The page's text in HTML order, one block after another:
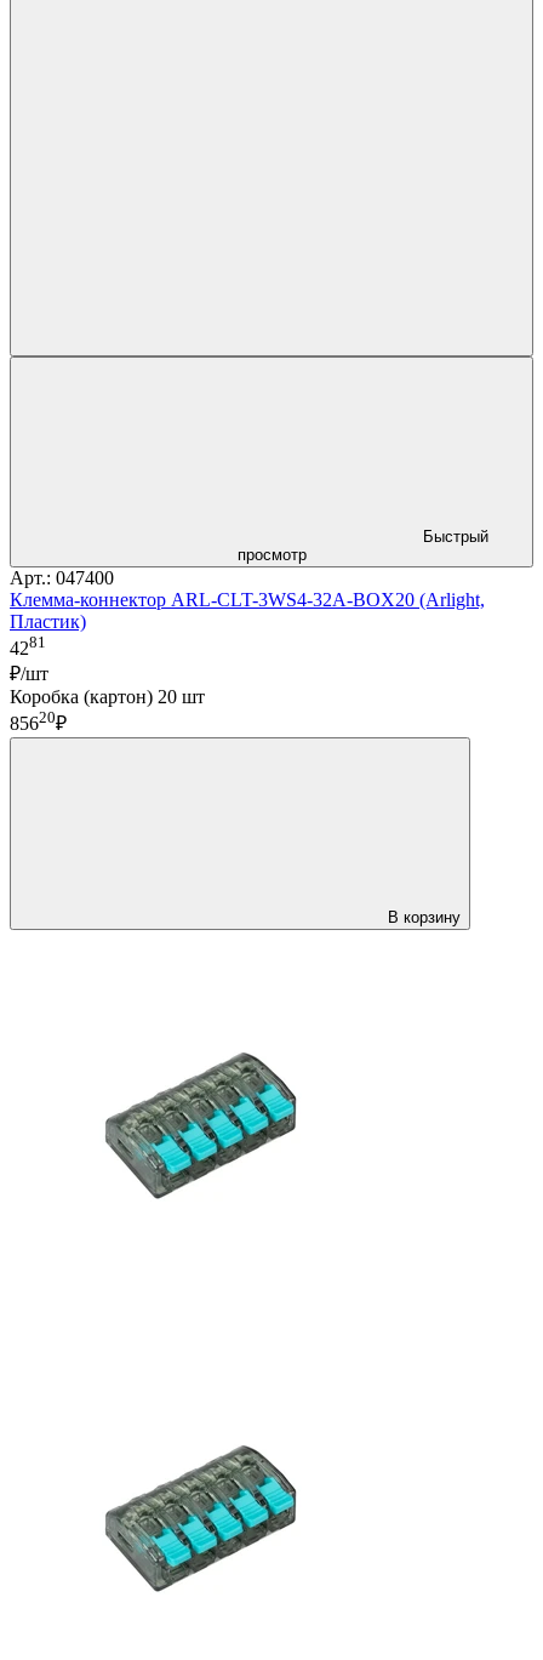
Быстрый
просмотр
Арт.: 047400
Клемма-коннектор ARL-CLT-3WS4-32A-BOX20 (Arlight,
Пластик)
4281
₽/шт
Коробка (картон) 20 шт
85620₽
В корзину